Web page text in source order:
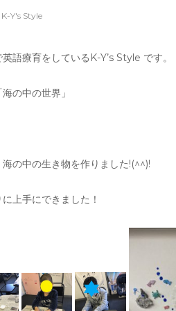
K-Y's Style
語療育をしているK-Y’s Style です。
の中の世界」
の中の生き物を作りました!(^^)!
上手にできました！